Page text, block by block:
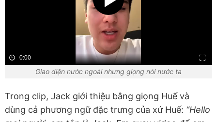
0:00
Giao diện nước ngoài nhưng giọng nói nước ta
Trong clip, Jack giới thiệu bằng giọng Huế và
dùng cả phương ngữ đặc trưng của xứ Huế: “Hello